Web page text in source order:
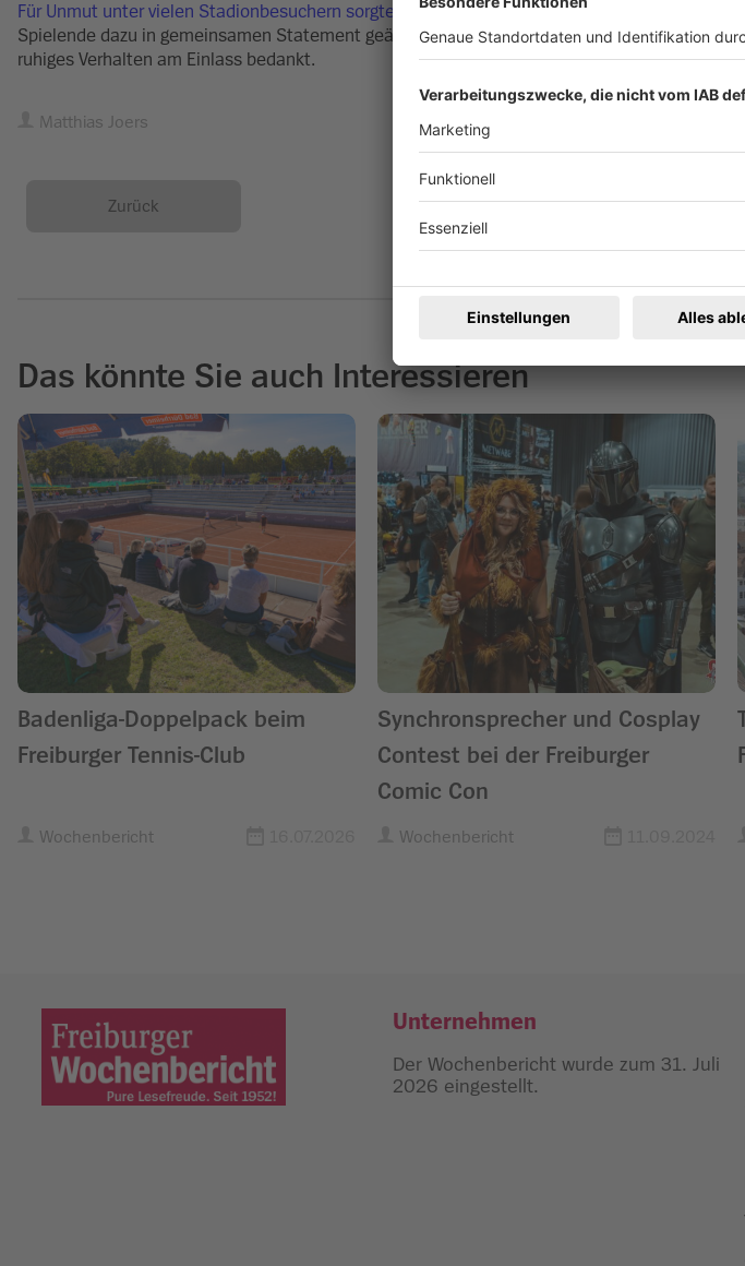
Für Unmut unter vielen Stadionbesuchern sorgten die Verzögerungenbeim Stadioneinlass.
Spielende dazu in gemeinsamen Statement geäußert und sich angesichts der Umstände bei
ruhiges Verhalten am Einlass bedankt.
Matthias Joers
Zurück
Das könnte Sie auch Interessieren
Badenliga-Doppelpack beim
Freiburger Tennis-Club
Wochenbericht
Synchronsprecher und Cosplay
Contest bei der Freiburger
Comic Con
Wochenbericht
Unternehmen
Der Wochenbericht wurde zum 31. Juli
2026 eingestellt.